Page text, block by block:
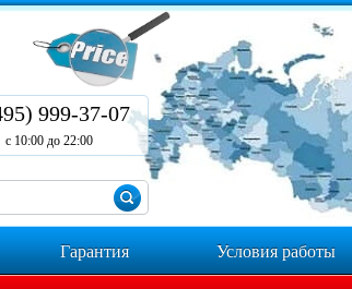
999-37-07
с 10:00 до 22:00
Гарантия Условия работы